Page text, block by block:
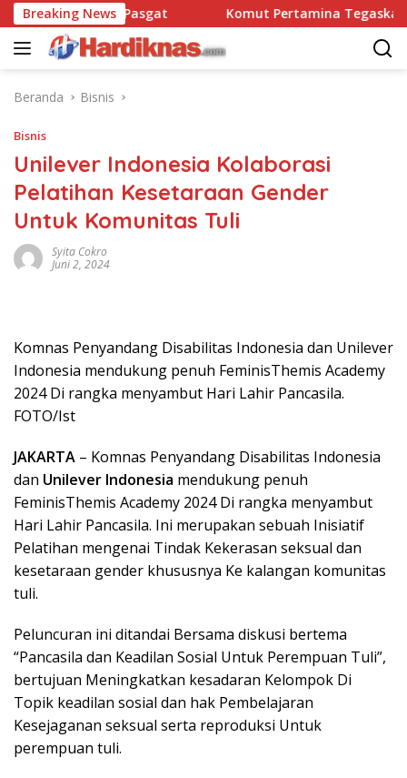
Langsung
ke
konten
Breaking News
90 Pasgat Komut Pertamina Tegaskan Tak
Beranda Bisnis
Bisnis
Unilever Indonesia Kolaborasi
Pelatihan Kesetaraan Gender
Untuk Komunitas Tuli
Syita Cokro
Juni 2, 2024
Komnas Penyandang Disabilitas Indonesia dan Unilever
Indonesia mendukung penuh FeminisThemis Academy
2024 Di rangka menyambut Hari Lahir Pancasila.
FOTO/Ist
JAKARTA – Komnas Penyandang Disabilitas Indonesia
dan Unilever Indonesia mendukung penuh
FeminisThemis Academy 2024 Di rangka menyambut
Hari Lahir Pancasila. Ini merupakan sebuah Inisiatif
Pelatihan mengenai Tindak Kekerasan seksual dan
kesetaraan gender khususnya Ke kalangan komunitas
tuli.
Peluncuran ini ditandai Bersama diskusi bertema
“Pancasila dan Keadilan Sosial Untuk Perempuan Tuli”,
bertujuan Meningkatkan kesadaran Kelompok Di
Topik keadilan sosial dan hak Pembelajaran
Kesejaganan seksual serta reproduksi Untuk
perempuan tuli.